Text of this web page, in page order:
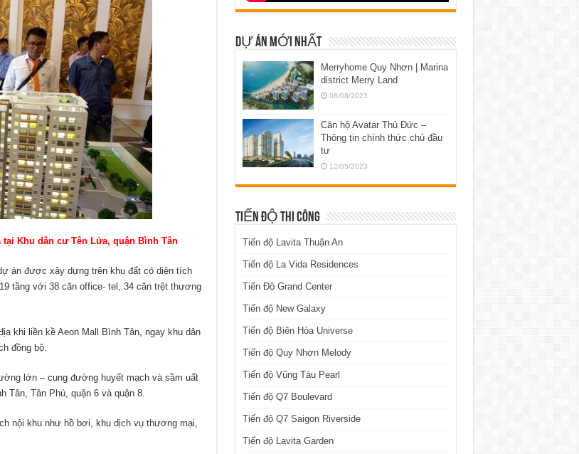
Khu dân cư Tên Lửa, quận Bình Tân
án được xây dựng trên khu đất có diện tích
tầng với 38 căn office- tel, 34 căn trệt thương
khi liền kề Aeon Mall Bình Tân, ngay khu dân
đồng bộ.
lớn – cung đường huyết mạch và sầm uất
Tân, Tân Phú, quận 6 và quận 8.
nội khu như hồ bơi, khu dịch vụ thương mại,
DỰ ÁN MỚI NHẤT
Merryhome Quy Nhơn | Marina
district Merry Land
08/08/2023
Căn hộ Avatar Thủ Đức –
Thông tin chính thức chủ đầu
tư
12/05/2023
TIẾN ĐỘ THI CÔNG
Tiến độ Lavita Thuận An
Tiến độ La Vida Residences
Tiến Độ Grand Center
Tiến độ New Galaxy
Tiến độ Biên Hòa Universe
Tiến độ Quy Nhơn Melody
Tiến độ Vũng Tàu Pearl
Tiến độ Q7 Boulevard
Tiến độ Q7 Saigon Riverside
Tiến độ Lavita Garden